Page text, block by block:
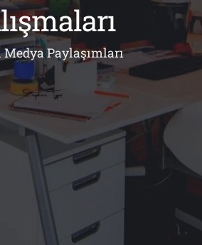
Medya Paylaşımları